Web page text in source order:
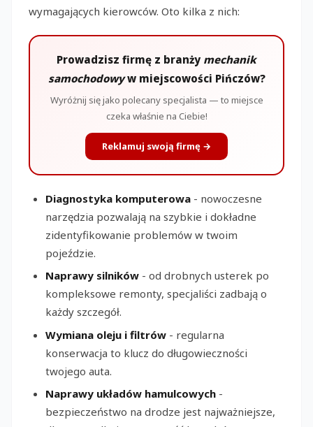
wymagających kierowców. Oto kilka z nich:
Prowadzisz firmę z branży mechanik
samochodowyw miejscowości Pińczów?
Wyróżnij się jako polecany specjalista — to miejsce
czeka właśnie na Ciebie!
Reklamuj swoją firmę →
Diagnostyka komputerowa - nowoczesne
narzędzia pozwalają na szybkie i dokładne
zidentyfikowanie problemów w twoim
pojeździe.
Naprawy silników - od drobnych usterek po
kompleksowe remonty, specjaliści zadbają o
każdy szczegół.
Wymiana oleju i filtrów - regularna
konserwacja to klucz do długowieczności
twojego auta.
Naprawy układów hamulcowych -
bezpieczeństwo na drodze jest najważniejsze,